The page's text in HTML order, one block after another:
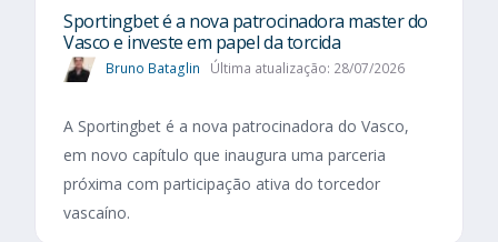
Sportingbet é a nova patrocinadora master do
Vasco e investe em papel da torcida
Bruno Bataglin Última atualização: 28/07/2026
A Sportingbet é a nova patrocinadora do Vasco,
em novo capítulo que inaugura uma parceria
próxima com participação ativa do torcedor
vascaíno.